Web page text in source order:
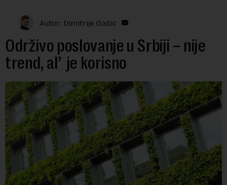
Autor: Dimitrije Gašić
Održivo poslovanje u Srbiji – nije
trend, al’ je korisno